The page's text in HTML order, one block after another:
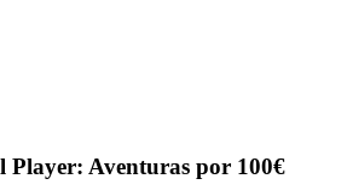
Player: Aventuras por 100€